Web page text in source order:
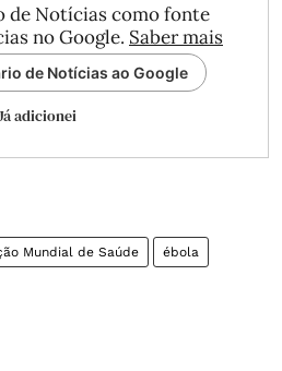
de Notícias como fonte
no Google. Saber mais
de Notícias ao Google
adicionei
Mundial de Saúde ébola